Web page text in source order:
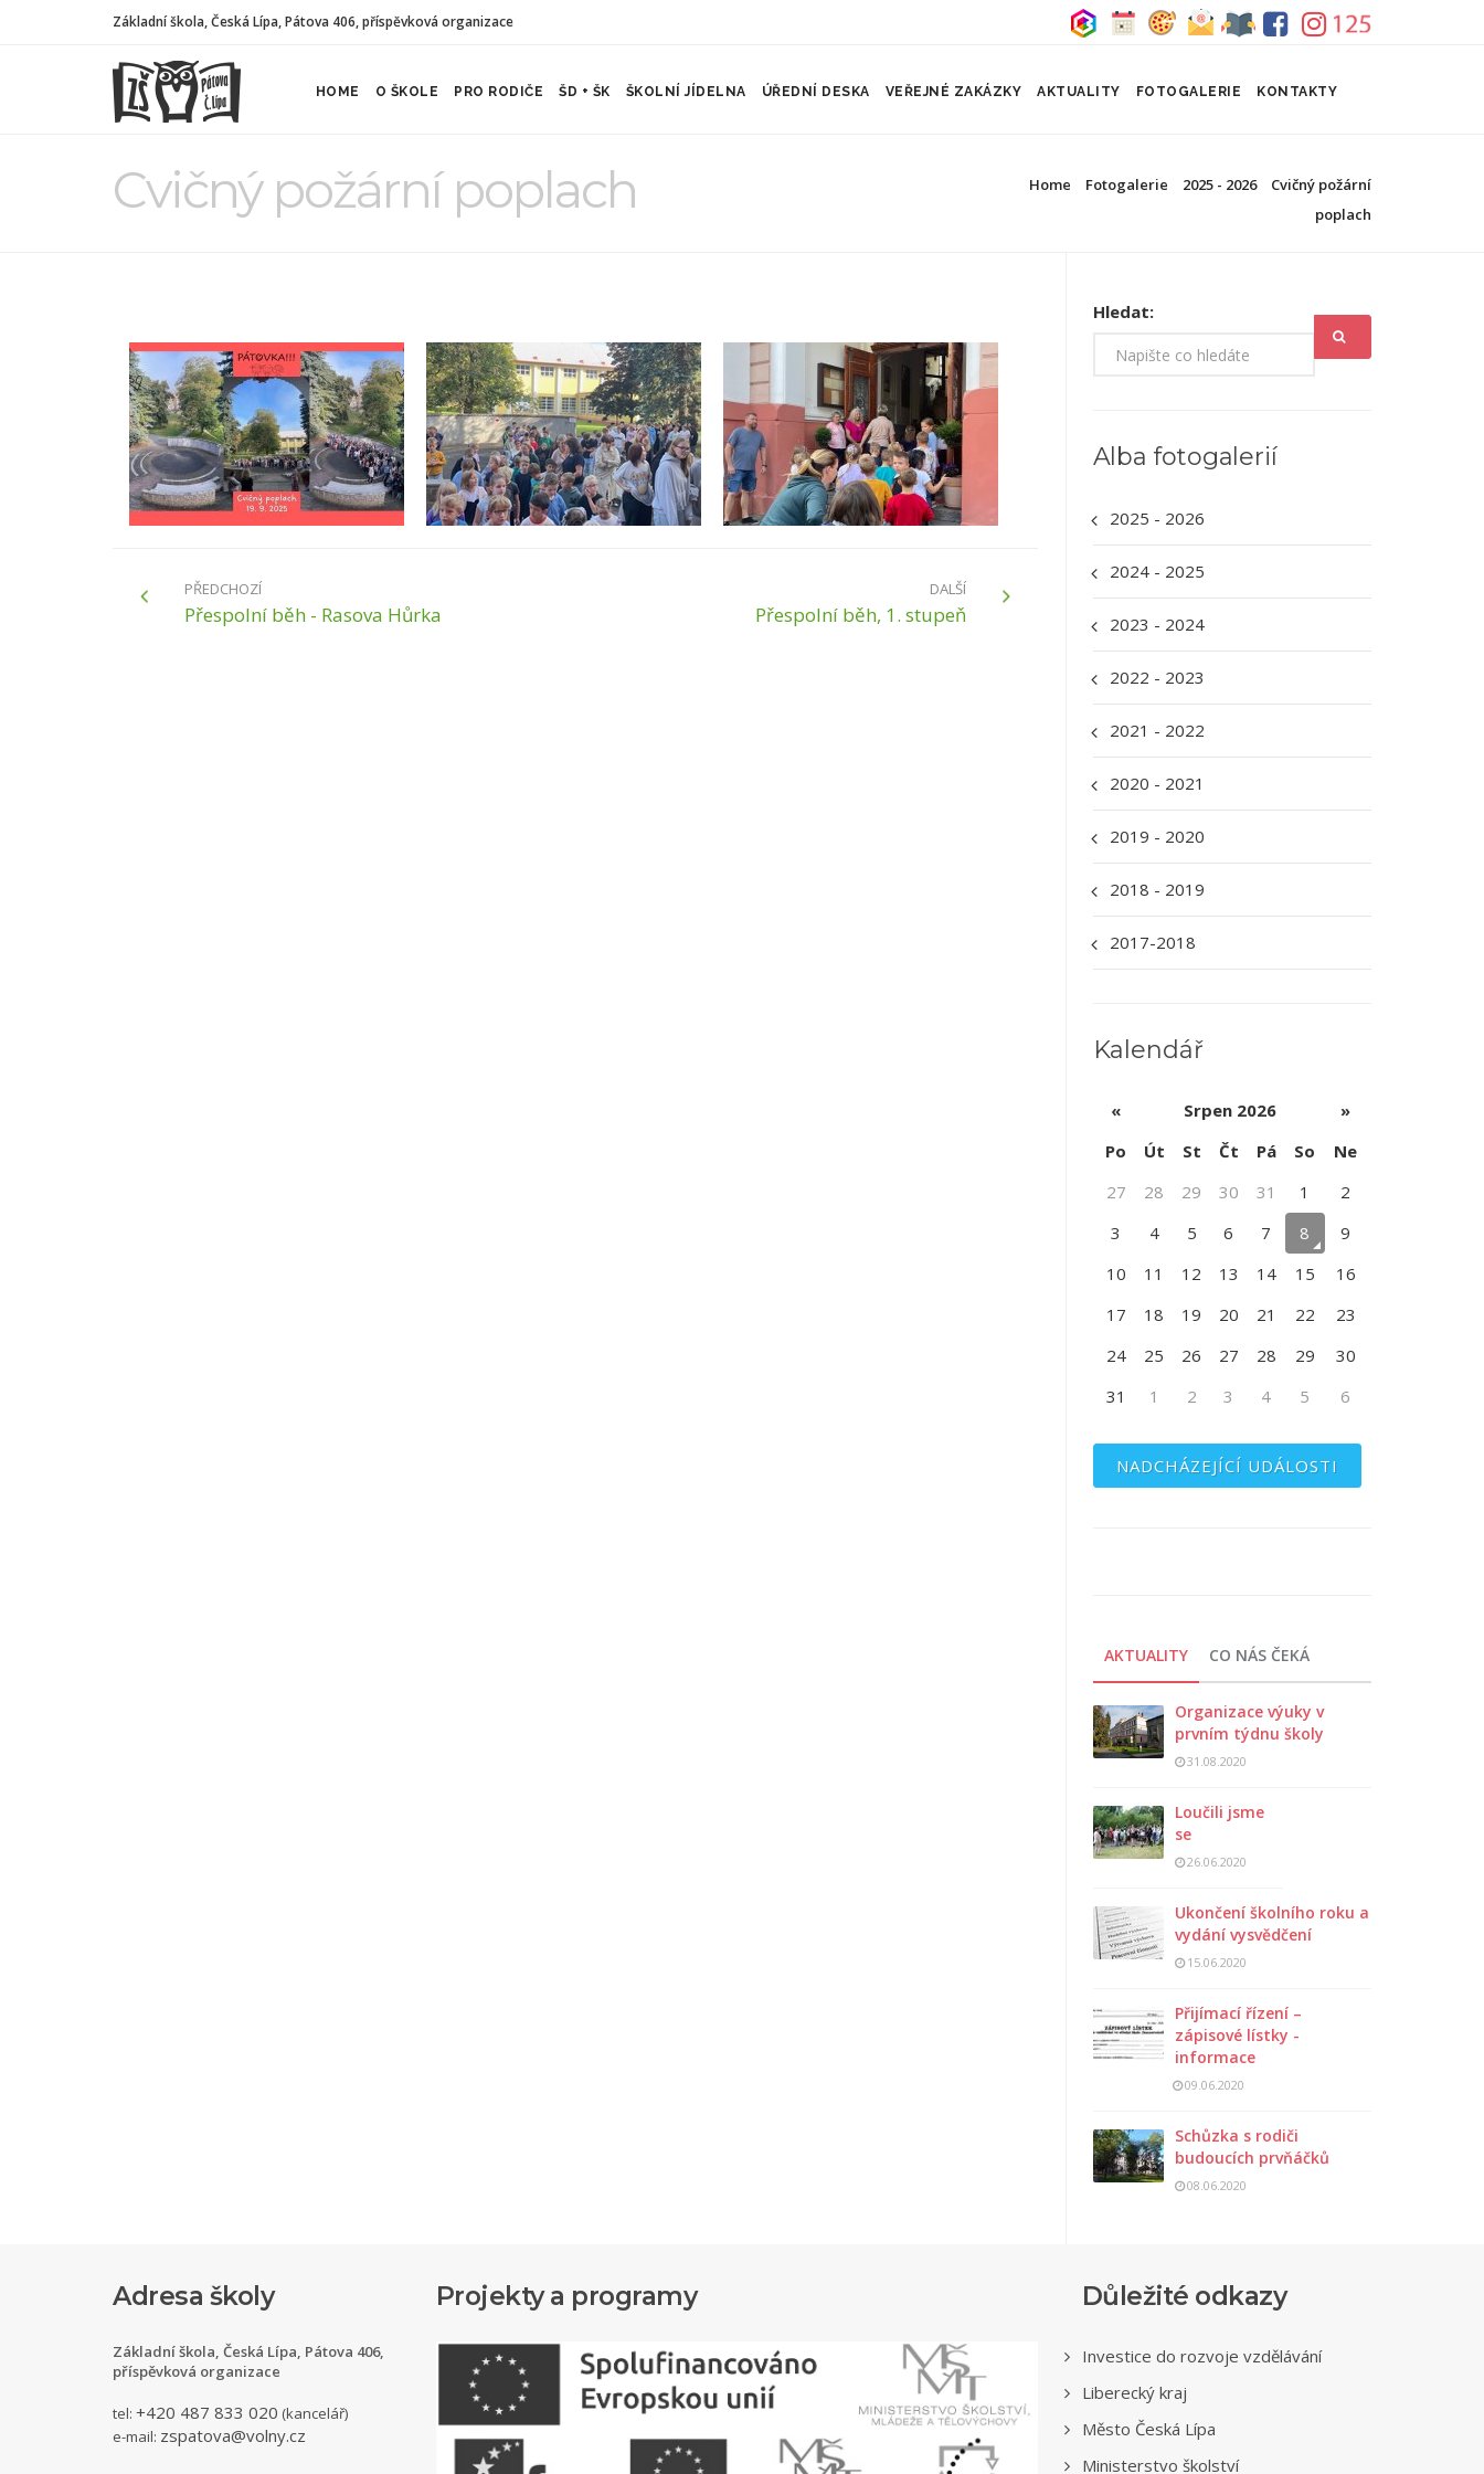
Základní škola, Česká Lípa, Pátova 406, příspěvková organizace
HOME O ŠKOLE PRO RODIČE ŠD + ŠK ŠKOLNÍ JÍDELNA ÚŘEDNÍ DESKA VEŘEJNÉ ZAKÁZKY AKTUALITY FOTOGALERIE KONTAKTY
Cvičný požární poplach Home Fotogalerie 2025 - 2026
Cvičný požární
poplach
PŘEDCHOZÍ
Přespolní běh - Rasova Hůrka
DALŠÍ
Přespolní běh, 1. stupeň
Hledat:
Alba fotogalerií
2025 - 2026
2024 - 2025
2023 - 2024
2022 - 2023
2021 - 2022
2020 - 2021
2019 - 2020
2018 - 2019
2017-2018
Kalendář
« Srpen 2026
»
Po
Út St Čt Pá So
Ne
27
28 29 30 31 1
2
3
4 5 6 7 8
9
10
11 12 13 14 15
16
17
18 19 20 21 22
23
24
25 26 27 28 29
30
31
1 2 3 4 5 6
NADCHÁZEJÍCÍ UDÁLOSTI
AKTUALITY CO NÁS ČEKÁ
Organizace výuky v
prvním týdnu školy
31.08.2020
Loučili jsme
se
26.06.2020
Ukončení školního roku a
vydání vysvědčení
15.06.2020
Přijímací řízení –
zápisové lístky -
informace
09.06.2020
Schůzka s rodiči
budoucích prvňáčků
08.06.2020
Adresa školy
Základní škola, Česká Lípa, Pátova 406,
příspěvková organizace
tel: +420 487 833 020 (kancelář)
e-mail: zspatova@volny.cz
Projekty a programy Důležité odkazy
Investice do rozvoje vzdělávání
Liberecký kraj
Město Česká Lípa
Ministerstvo školství